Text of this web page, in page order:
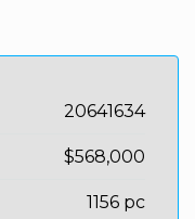
20641634
$568,000
1156 pc